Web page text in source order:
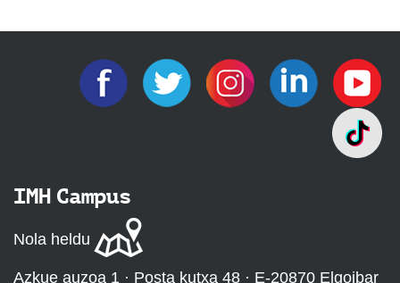
IMH Campus
Nola heldu
Azkue auzoa 1 · Posta kutxa 48 · E-20870 Elgoibar